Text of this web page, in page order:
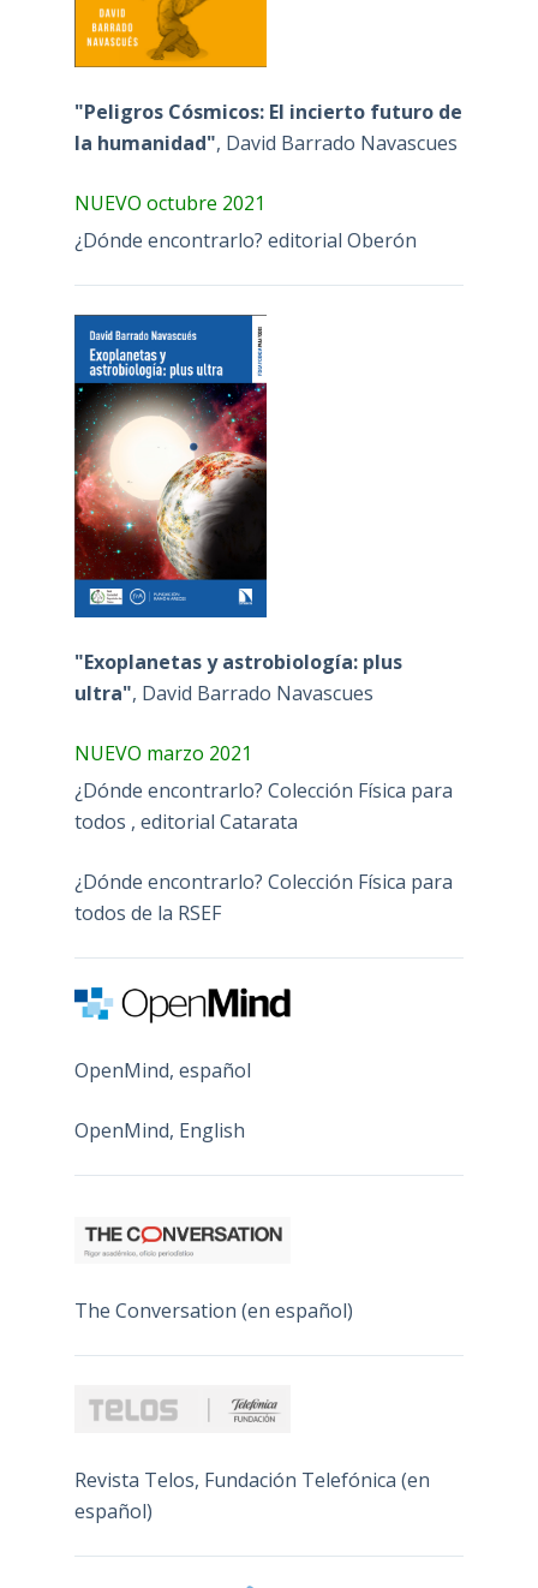
"Peligros Cósmicos: El incierto futuro de
la humanidad", David Barrado Navascues
NUEVO octubre 2021
¿Dónde encontrarlo? editorial Oberón
"Exoplanetas y astrobiología: plus
ultra", David Barrado Navascues
NUEVO marzo 2021
¿Dónde encontrarlo? Colección Física para
todos , editorial Catarata
¿Dónde encontrarlo? Colección Física para
todos de la RSEF
OpenMind, español
OpenMind, English
The Conversation (en español)
Revista Telos, Fundación Telefónica (en
español)